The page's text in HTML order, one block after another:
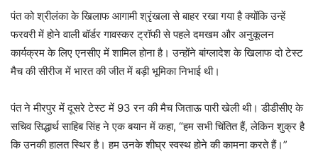
पंत को श्रीलंका के खिलाफ आगामी श्रृंखला से बाहर रखा गया है क्योंकि उन्हें
फरवरी में होने वाली बॉर्डर गावस्कर ट्रॉफी से पहले दमखम और अनुकूलन
कार्यक्रम के लिए एनसीए में शामिल होना है। उन्होंने बांग्लादेश के खिलाफ दो टेस्ट
मैच की सीरीज में भारत की जीत में बड़ी भूमिका निभाई थी।
पंत ने मीरपुर में दूसरे टेस्ट में 93 रन की मैच जिताऊ पारी खेली थी। डीडीसीए के
सचिव सिद्धार्थ साहिब सिंह ने एक बयान में कहा, “हम सभी चिंतित हैं, लेकिन शुक्र है
कि उनकी हालत स्थिर है। हम उनके शीघ्र स्वस्थ होने की कामना करते हैं।”